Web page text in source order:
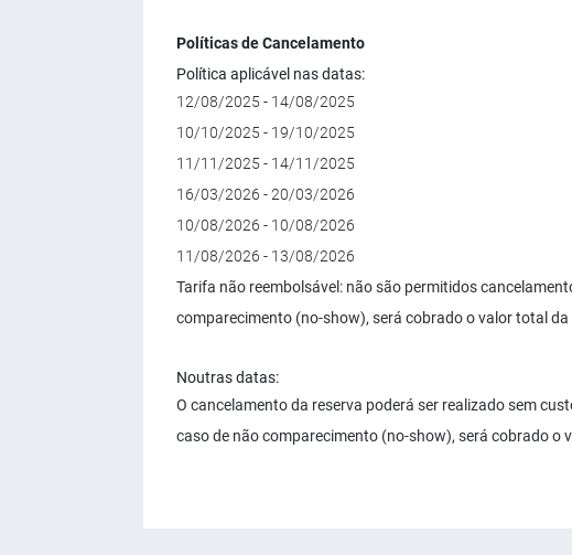
Políticas de Cancelamento
Política aplicável nas datas:
12/08/2025 - 14/08/2025
10/10/2025 - 19/10/2025
11/11/2025 - 14/11/2025
16/03/2026 - 20/03/2026
10/08/2026 - 10/08/2026
11/08/2026 - 13/08/2026
Tarifa não reembolsável: não são permitidos
comparecimento (no-show), será cobrado o valor total da
Noutras datas:
O cancelamento da reserva poderá ser realizado sem
caso de não comparecimento (no-show), será cobrado o